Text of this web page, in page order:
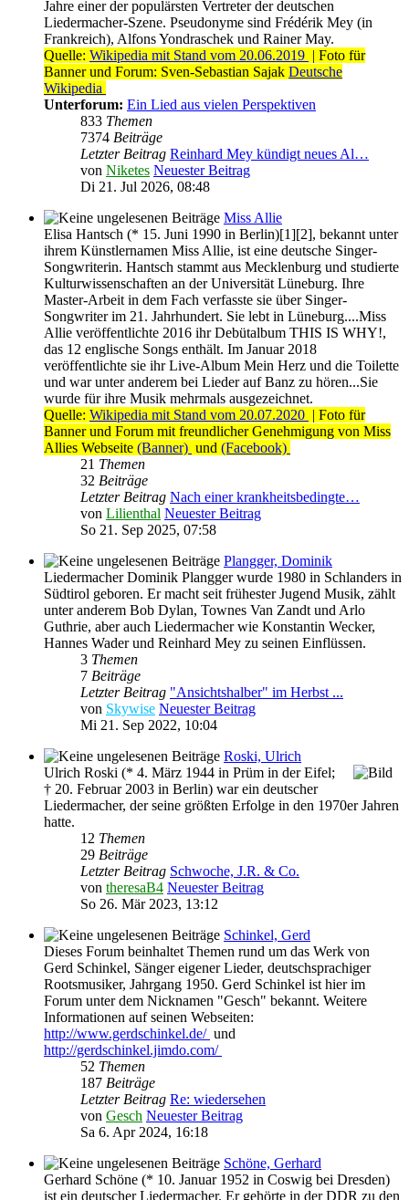
Jahre einer der populärsten Vertreter der deutschen
Liedermacher-Szene. Pseudonyme sind Frédérik Mey (in
Frankreich), Alfons Yondraschek und Rainer May.
Quelle: Wikipedia mit Stand vom 20.06.2019 | Foto für
Banner und Forum: Sven-Sebastian Sajak Deutsche
Wikipedia
Unterforum: Ein Lied aus vielen Perspektiven
833 Themen
7374 Beiträge
Letzter Beitrag Reinhard Mey kündigt neues Al…
von Niketes Neuester Beitrag
Di 21. Jul 2026, 08:48
Miss Allie
Elisa Hantsch (* 15. Juni 1990 in Berlin)[1][2], bekannt unter
ihrem Künstlernamen Miss Allie, ist eine deutsche Singer-
Songwriterin. Hantsch stammt aus Mecklenburg und studierte
Kulturwissenschaften an der Universität Lüneburg. Ihre
Master-Arbeit in dem Fach verfasste sie über Singer-
Songwriter im 21. Jahrhundert. Sie lebt in Lüneburg....Miss
Allie veröffentlichte 2016 ihr Debütalbum THIS IS WHY!,
das 12 englische Songs enthält. Im Januar 2018
veröffentlichte sie ihr Live-Album Mein Herz und die Toilette
und war unter anderem bei Lieder auf Banz zu hören...Sie
wurde für ihre Musik mehrmals ausgezeichnet.
Quelle: Wikipedia mit Stand vom 20.07.2020 | Foto für
Banner und Forum mit freundlicher Genehmigung von Miss
Allies Webseite (Banner) und (Facebook)
21 Themen
32 Beiträge
Letzter Beitrag Nach einer krankheitsbedingte…
von Lilienthal Neuester Beitrag
So 21. Sep 2025, 07:58
Plangger, Dominik
Liedermacher Dominik Plangger wurde 1980 in Schlanders in
Südtirol geboren. Er macht seit frühester Jugend Musik, zählt
unter anderem Bob Dylan, Townes Van Zandt und Arlo
Guthrie, aber auch Liedermacher wie Konstantin Wecker,
Hannes Wader und Reinhard Mey zu seinen Einflüssen.
3 Themen
7 Beiträge
Letzter Beitrag "Ansichtshalber" im Herbst ...
von Skywise Neuester Beitrag
Mi 21. Sep 2022, 10:04
Roski, Ulrich
Ulrich Roski (* 4. März 1944 in Prüm in der Eifel;
† 20. Februar 2003 in Berlin) war ein deutscher
Liedermacher, der seine größten Erfolge in den 1970er Jahren
hatte.
12 Themen
29 Beiträge
Letzter Beitrag Schwoche, J.R. & Co.
von theresaB4 Neuester Beitrag
So 26. Mär 2023, 13:12
Schinkel, Gerd
Dieses Forum beinhaltet Themen rund um das Werk von
Gerd Schinkel, Sänger eigener Lieder, deutschsprachiger
Rootsmusiker, Jahrgang 1950. Gerd Schinkel ist hier im
Forum unter dem Nicknamen "Gesch" bekannt. Weitere
Informationen auf seinen Webseiten:
http://www.gerdschinkel.de/ und
http://gerdschinkel.jimdo.com/
52 Themen
187 Beiträge
Letzter Beitrag Re: wiedersehen
von Gesch Neuester Beitrag
Sa 6. Apr 2024, 16:18
Schöne, Gerhard
Gerhard Schöne (* 10. Januar 1952 in Coswig bei Dresden)
ist ein deutscher Liedermacher. Er gehörte in der DDR zu den